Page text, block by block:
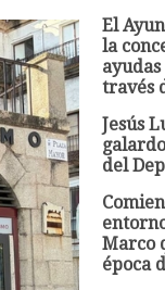
El
la
través
Jesús
del
Marco
época